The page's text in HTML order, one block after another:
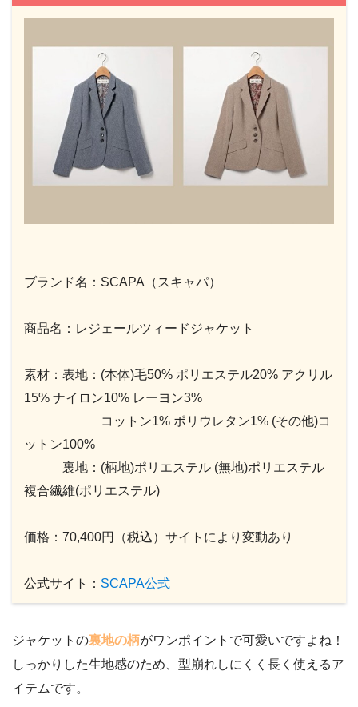
ブランド名：SCAPA（スキャパ）
商品名：レジェールツィードジャケット
素材：表地：(本体)毛50% ポリエステル20% アクリル
15% ナイロン10% レーヨン3%
コットン1% ポリウレタン1% (その他)コ
ットン100%
裏地：(柄地)ポリエステル (無地)ポリエステル
複合繊維(ポリエステル)
価格：70,400円（税込）サイトにより変動あり
公式サイト： SCAPA公式
ジャケットの裏地の柄がワンポイントで可愛いですよね！
しっかりした生地感のため、型崩れしにくく長く使えるア
イテムです。